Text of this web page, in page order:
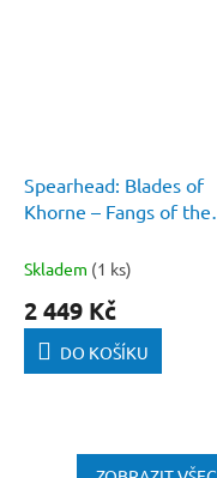
Spearhead: Blades of
Khorne – Fangs of the
Skladem (1 ks)
2 449 Kč
DO KOŠÍKU